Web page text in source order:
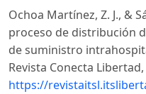
Ochoa Martínez, Z. J., &
proceso de distribución
de suministro
Revista Conecta Libertad,
https://